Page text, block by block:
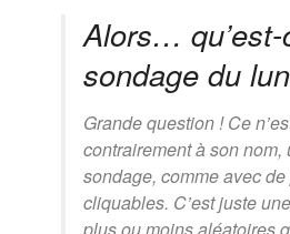
Alors…
sondage du
Grande question ! Ce
contrairement à son nom,
sondage, comme avec
cliquables. C’est juste